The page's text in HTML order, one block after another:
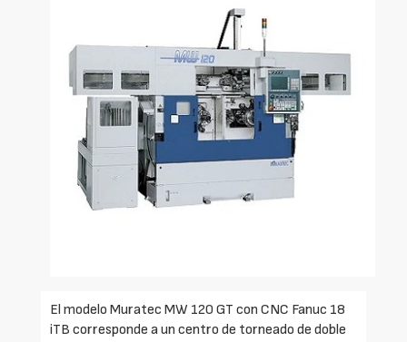
El modelo Muratec MW 120 GT con CNC Fanuc 18
iTB corresponde a un centro de torneado de doble